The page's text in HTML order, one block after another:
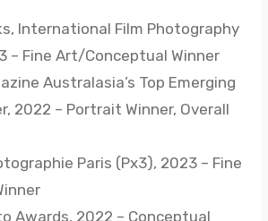
International Film Photography
– Fine Art/Conceptual Winner
Australasia’s Top Emerging
2022 – Portrait Winner, Overall
Paris (Px3), 2023 – Fine
Awards, 2022 – Conceptual